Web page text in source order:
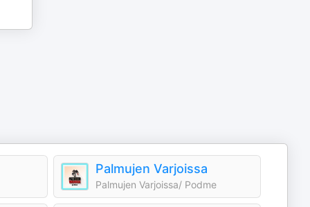
Palmujen Varjoissa
Palmujen Varjoissa/ Podme